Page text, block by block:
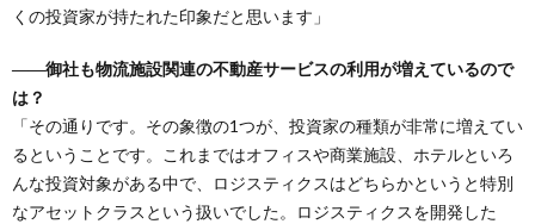
くの投資家が持たれた印象だと思います」
――御社も物流施設関連の不動産サービスの利用が増えているので
は？
「その通りです。その象徴の1つが、投資家の種類が非常に増えてい
るということです。これまではオフィスや商業施設、ホテルといろ
んな投資対象がある中で、ロジスティクスはどちらかというと特別
なアセットクラスという扱いでした。ロジスティクスを開発した